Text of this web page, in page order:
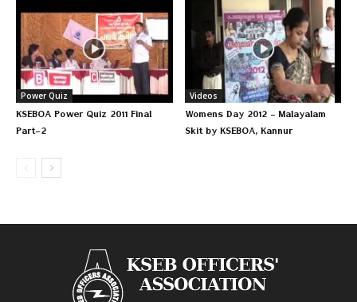
Power Quiz
KSEBOA Power Quiz 2011 Final
Part-2
Videos
Womens Day 2012 – Malayalam
Skit by KSEBOA, Kannur